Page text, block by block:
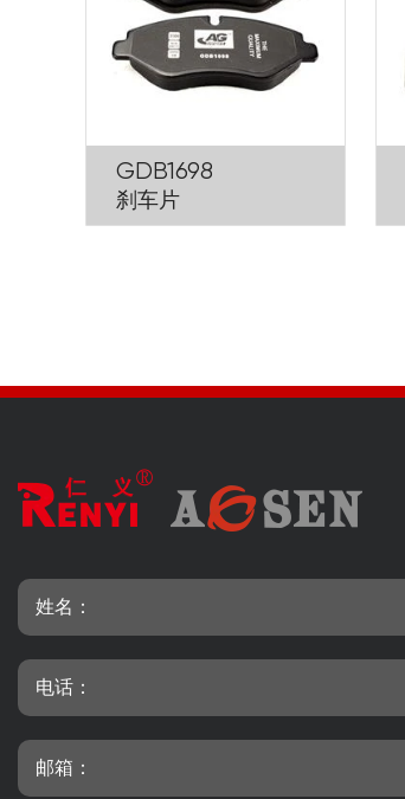
GDB1698
刹车片